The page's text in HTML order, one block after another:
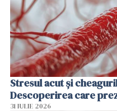
Stresul acut și
Descoperirea care
31 IULIE 2026